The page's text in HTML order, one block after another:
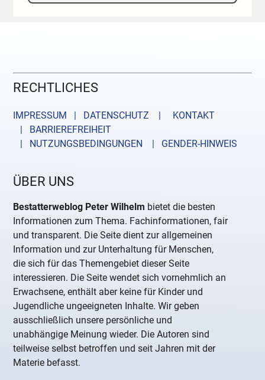
RECHTLICHES
IMPRESSUM | DATENSCHUTZ |
KONTAKT
| BARRIEREFREIHEIT
| NUTZUNGSBEDINGUNGEN
| GENDER-HINWEIS
ÜBER UNS
Bestatterweblog Peter Wilhelm bietet die besten
Informationen zum Thema. Fachinformationen, fair
und transparent. Die Seite dient zur allgemeinen
Information und zur Unterhaltung für Menschen,
die sich für das Themengebiet dieser Seite
interessieren. Die Seite wendet sich vornehmlich an
Erwachsene, enthält aber keine für Kinder und
Jugendliche ungeeigneten Inhalte. Wir geben
ausschließlich unsere persönliche und
unabhängige Meinung wieder. Die Autoren sind
teilweise selbst betroffen und seit Jahren mit der
Materie befasst.